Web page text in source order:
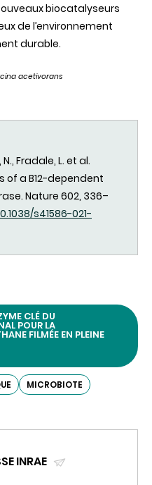
biocatalyseurs
de l’environnement
durable.
acetivorans
Fradale, L. et al.
a B12-dependent
Nature 602, 336–
s41586-021-
CLÉ DU
POUR LA
FILMÉE EN PLEINE
MICROBIOTE
INRAE